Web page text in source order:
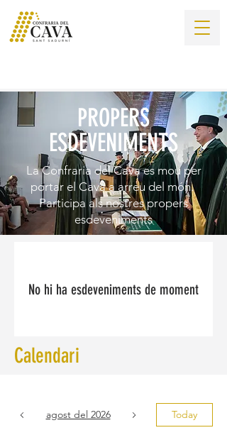
PROPERS
ESDEVENIMENTS
La Confraria del Cava es mou per
portar el Cava a arreu del món.
Participa als nostres propers
esdeveniments
No hi ha esdeveniments de moment
Calendari
agost del 2026 Today